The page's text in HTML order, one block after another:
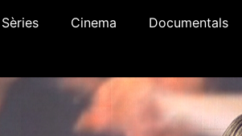
Sèries Cinema Documentals